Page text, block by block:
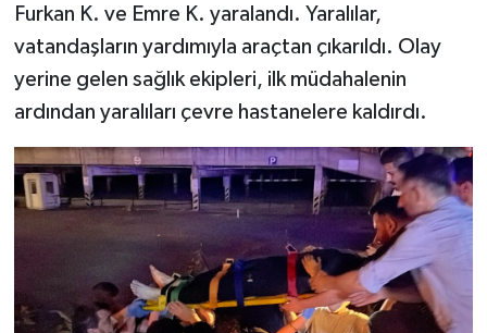
Furkan K. ve Emre K. yaralandı. Yaralılar,
vatandaşların yardımıyla araçtan çıkarıldı. Olay
yerine gelen sağlık ekipleri, ilk müdahalenin
ardından yaralıları çevre hastanelere kaldırdı.